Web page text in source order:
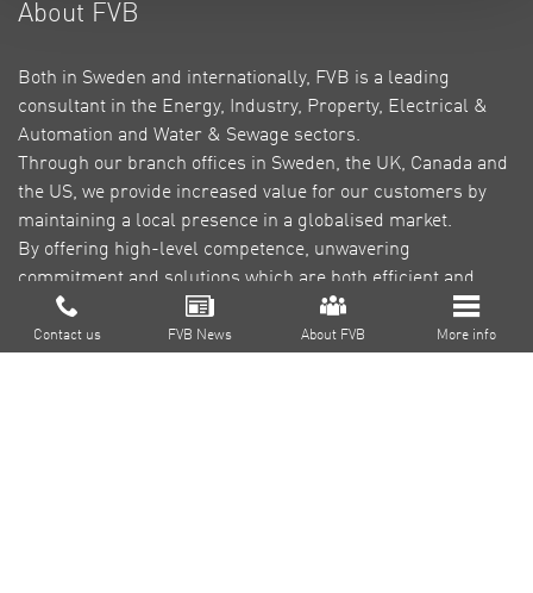
About FVB
Contact us FVB News About FVB More info
About FVB
Both in Sweden and internationally, FVB is a leading
consultant in the Energy, Industry, Property, Electrical &
Automation and Water & Sewage sectors.
Through our branch offices in Sweden, the UK, Canada and
the US, we provide increased value for our customers by
maintaining a local presence in a globalised market.
By offering high-level competence, unwavering
commitment and solutions which are both efficient and
green, our goal is to reduce environmental impact,
contribute to a sustainable society and create profitability